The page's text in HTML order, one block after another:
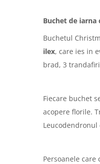
Buchet de
Buchetul
ilex, care ies in
brad, 3
Fiecare buchet
acopere florile.
Persoanele care